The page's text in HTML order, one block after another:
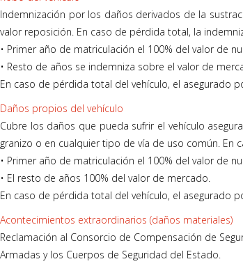
Indemnización por los daños derivados de la
valor reposición. En caso de pérdida total, la
• Primer año de matriculación el 100% del valor de
• Resto de años se indemniza sobre el valor de
En caso de pérdida total del vehículo, el asegurado
Daños propios del vehículo
Cubre los daños que pueda sufrir el vehículo
granizo o en cualquier tipo de vía de uso común. En
• Primer año de matriculación el 100% del valor de
• El resto de años 100% del valor de mercado.
En caso de pérdida total del vehículo, el asegurado
Acontecimientos extraordinarios (daños materiales)
Reclamación al Consorcio de Compensación de
Armadas y los Cuerpos de Seguridad del Estado.